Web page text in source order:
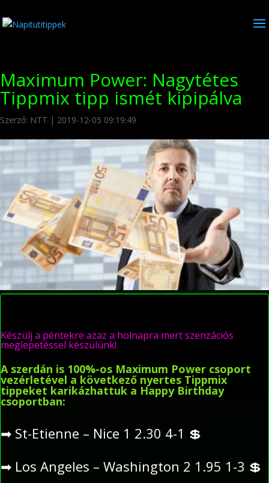
Maximum Power: Nagytétes
Tippmix tipp ismét kipipálva
Szerző: NTT | 2019-12-05 09:19:49
Készülj a péntekre azaz a holnapra mert szenzációs
meglepetéssel készülünk!
A szerdán is 100%-os Maximum Power csoport
vezérletével a következő nyertes Tippmix
tippeket karikázhattuk a Happy Birthday
csoportban:
➡ St-Etienne – Nice 1 2.30 4-1 💲
➡ Los Angeles – Washington 2 1.95 1-3 💲